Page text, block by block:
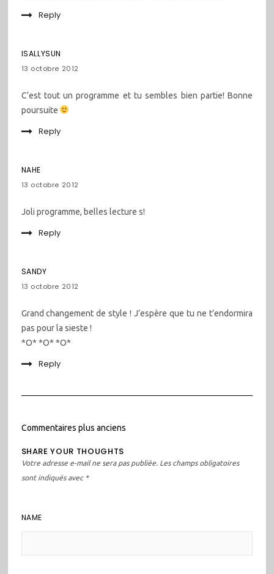
Reply
ISALLYSUN
13 octobre 2012
C’est tout un programme et tu sembles bien partie! Bonne
poursuite
Reply
NAHE
13 octobre 2012
Joli programme, belles lecture s!
Reply
SANDY
13 octobre 2012
Grand changement de style ! J’espère que tu ne t’endormira
pas pour la sieste !
*O* *O* *O*
Reply
Navigation
dans
les
commentaires
Commentaires plus anciens
SHARE YOUR THOUGHTS
Votre adresse e-mail ne sera pas publiée. Les champs obligatoires
sont indiqués avec *
NAME